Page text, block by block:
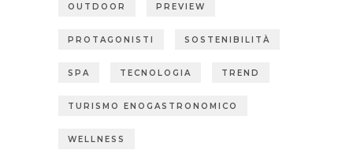
OUTDOOR PREVIEW
PROTAGONISTI SOSTENIBILITÀ
SPA TECNOLOGIA TREND
TURISMO ENOGASTRONOMICO
WELLNESS